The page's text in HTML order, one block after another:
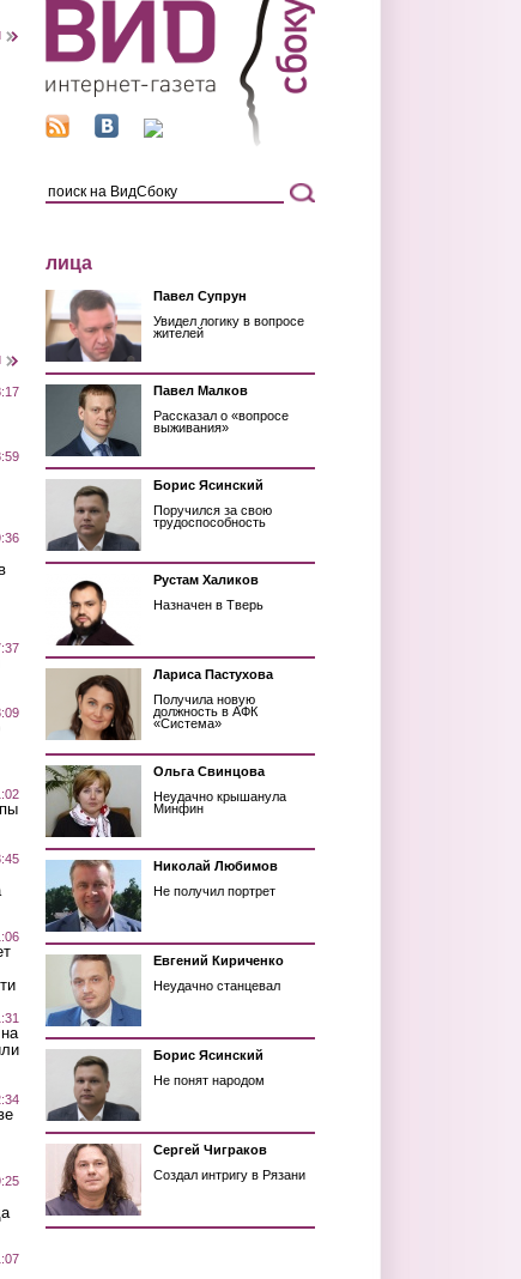
лица
Павел Супрун
Увидел логику в вопросе
жителей
Павел Малков
Рассказал о «вопросе
выживания»
Борис Ясинский
Поручился за свою
трудоспособность
Рустам Халиков
Назначен в Тверь
Лариса Пастухова
Получила новую
должность в АФК
«Система»
Ольга Свинцова
Неудачно крышанула
Минфин
Николай Любимов
Не получил портрет
Евгений Кириченко
Неудачно станцевал
Борис Ясинский
Не понят народом
Сергей Чиграков
Создал интригу в Рязани